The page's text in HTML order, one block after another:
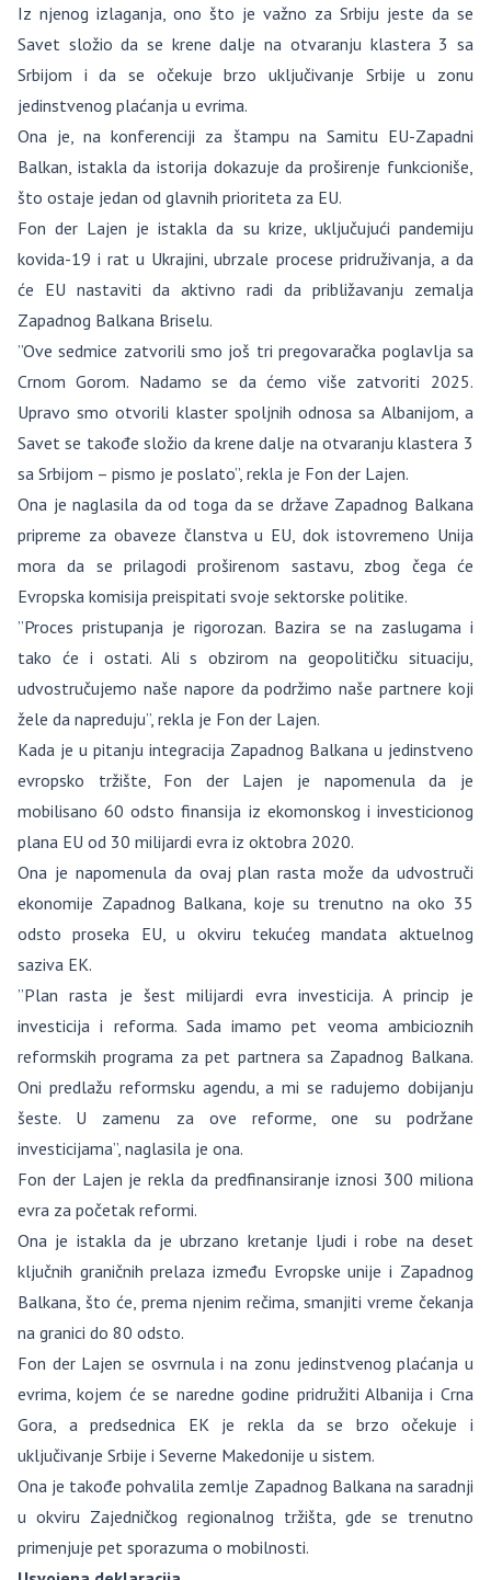
Iz njenog izlaganja, ono što je važno za Srbiju jeste da se
Savet složio da se krene dalje na otvaranju klastera 3 sa
Srbijom i da se očekuje brzo uključivanje Srbije u zonu
jedinstvenog plaćanja u evrima.
Ona je, na konferenciji za štampu na Samitu EU-Zapadni
Balkan, istakla da istorija dokazuje da proširenje funkcioniše,
što ostaje jedan od glavnih prioriteta za EU.
Fon der Lajen je istakla da su krize, uključujući pandemiju
kovida-19 i rat u Ukrajini, ubrzale procese pridruživanja, a da
će EU nastaviti da aktivno radi da približavanju zemalja
Zapadnog Balkana Briselu.
”Ove sedmice zatvorili smo još tri pregovaračka poglavlja sa
Crnom Gorom. Nadamo se da ćemo više zatvoriti 2025.
Upravo smo otvorili klaster spoljnih odnosa sa Albanijom, a
Savet se takođe složio da krene dalje na otvaranju klastera 3
sa Srbijom – pismo je poslato”, rekla je Fon der Lajen.
Ona je naglasila da od toga da se države Zapadnog Balkana
pripreme za obaveze članstva u EU, dok istovremeno Unija
mora da se prilagodi proširenom sastavu, zbog čega će
Evropska komisija preispitati svoje sektorske politike.
”Proces pristupanja je rigorozan. Bazira se na zaslugama i
tako će i ostati. Ali s obzirom na geopolitičku situaciju,
udvostručujemo naše napore da podržimo naše partnere koji
žele da napreduju”, rekla je Fon der Lajen.
Kada je u pitanju integracija Zapadnog Balkana u jedinstveno
evropsko tržište, Fon der Lajen je napomenula da je
mobilisano 60 odsto finansija iz ekomonskog i investicionog
plana EU od 30 milijardi evra iz oktobra 2020.
Ona je napomenula da ovaj plan rasta može da udvostruči
ekonomije Zapadnog Balkana, koje su trenutno na oko 35
odsto proseka EU, u okviru tekućeg mandata aktuelnog
saziva EK.
”Plan rasta je šest milijardi evra investicija. A princip je
investicija i reforma. Sada imamo pet veoma ambicioznih
reformskih programa za pet partnera sa Zapadnog Balkana.
Oni predlažu reformsku agendu, a mi se radujemo dobijanju
šeste. U zamenu za ove reforme, one su podržane
investicijama”, naglasila je ona.
Fon der Lajen je rekla da predfinansiranje iznosi 300 miliona
evra za početak reformi.
Ona je istakla da je ubrzano kretanje ljudi i robe na deset
ključnih graničnih prelaza između Evropske unije i Zapadnog
Balkana, što će, prema njenim rečima, smanjiti vreme čekanja
na granici do 80 odsto.
Fon der Lajen se osvrnula i na zonu jedinstvenog plaćanja u
evrima, kojem će se naredne godine pridružiti Albanija i Crna
Gora, a predsednica EK je rekla da se brzo očekuje i
uključivanje Srbije i Severne Makedonije u sistem.
Ona je takođe pohvalila zemlje Zapadnog Balkana na saradnji
u okviru Zajedničkog regionalnog tržišta, gde se trenutno
primenjuje pet sporazuma o mobilnosti.